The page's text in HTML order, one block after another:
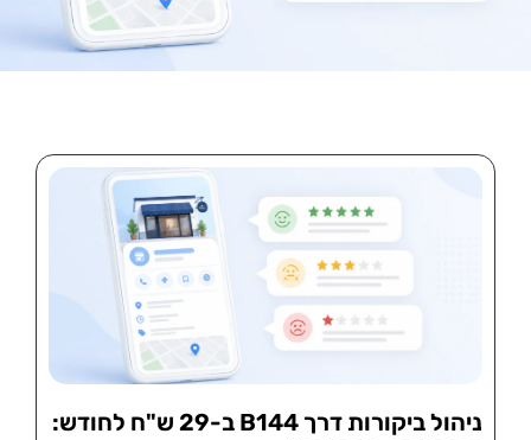
ניהול ביקורות דרך B144 ב-29 ש"ח לחודש: